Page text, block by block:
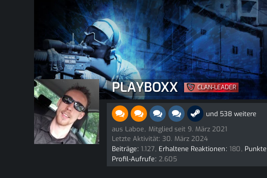
PLAYBOXX CLAN-LEADER
und 538 weitere
aus Laboe
Mitglied seit 9. März 2021
Letzte Aktivität:30. März 2024
Beiträge 1.127 Erhaltene Reaktionen 180 Punkte
Profil-Aufrufe 2.605